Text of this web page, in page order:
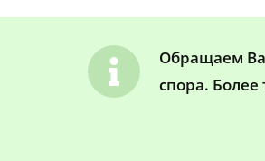
Обращаем
спора.